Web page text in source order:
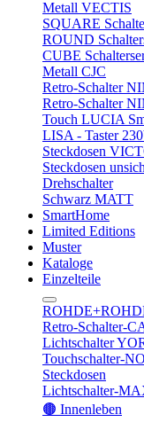
Metall VECTIS
SQUARE
ROUND
CUBE
Metall CJC
Retro-Schalter
Retro-Schalter
Touch LUCIA
LISA - Taster
Steckdosen
Steckdosen
Drehschalter
Schwarz MATT
SmartHome
Limited Editions
Muster
Kataloge
Einzelteile
Retro-Schalter-
Lichtschalter
Touchschalter-
Steckdosen
Lichtschalter-
🟤 Innenleben